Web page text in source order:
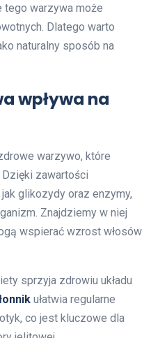
tego warzywa może
Dlatego warto
naturalny sposób na
wpływa na
warzywo, które
zawartości
glikozydy oraz enzymy,
Znajdziemy w niej
wspierać wzrost włosów
sprzyja zdrowiu układu
ułatwia regularne
co jest kluczowe dla